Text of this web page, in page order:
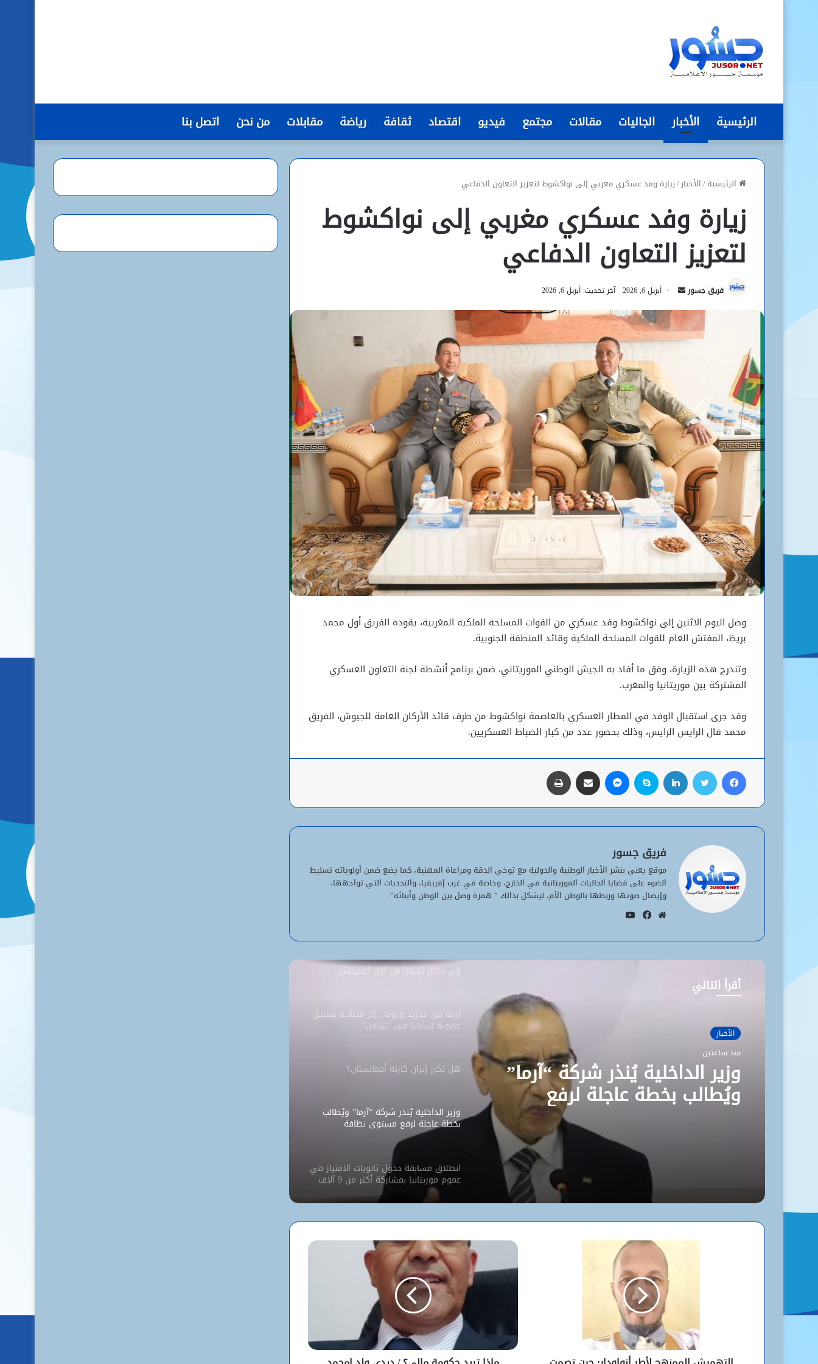
الرئيسية الأخبار الجاليات مقالات مجتمع فيديو اقتصاد ثقافة رياضة مقابلات من نحن اتصل بنا
الرئيسية/الأخبار/زيارة وفد عسكري مغربي إلى نواكشوط لتعزيز التعاون الدفاعي
زيارة وفد عسكري مغربي إلى نواكشوط
لتعزيز التعاون الدفاعي
فريق جسور
أرسل
إلكترونيا
أبريل 6, 2026 آخر تحديث: أبريل 6, 2026
وصل اليوم الاثنين إلى نواكشوط وفد عسكري من القوات المسلحة الملكية المغربية، يقوده الفريق أول محمد
بريظ، المفتش العام للقوات المسلحة الملكية وقائد المنطقة الجنوبية.
وتندرج هذه الزيارة، وفق ما أفاد به الجيش الوطني الموريتاني، ضمن برنامج أنشطة لجنة التعاون العسكري
المشتركة بين موريتانيا والمغرب.
وقد جرى استقبال الوفد في المطار العسكري بالعاصمة نواكشوط من طرف قائد الأركان العامة للجيوش، الفريق
محمد فال الرايس الرايس، وذلك بحضور عدد من كبار الضباط العسكريين.
فيسبوك تويتر لينكدإن سكايب ماسنجر مشاركة عبر البريد
فريق جسور
موقع يعنى بنشر الأخبار الوطنية والدولية مع توخي الدقة ومراعاة المهنية، كما يضع ضمن أولوياته تسليط
الضوء على قضايا الجاليات الموريتانية في الخارج، وخاصة في غرب إفريقيا، والتحديات التي تواجهها،
وإيصال صوتها وربطها بالوطن الأم، ليشكل بذالك ” همزة وصل بين الوطن وأبنائه”.
الويب
أقرأ التالي
الأخبار
منذ ساعتين
وزير الداخلية يُنذر شركة “آرما”
ويُطالب بخطة عاجلة لرفع
مستوى نظافة نواكشوط
الحوض الشرقي وكوركول (الجمعة)
سنوات الماضية أرست أسساً لاقتصاد أكثر
استقلالية وسيادة
“بنكيلي” يتصدر خدمات الدفع الإلكتروني
السفارة الأمريكية تحيل طلبات التأشيرة
إلى داكار اعتباراً من أول أغسطس
أزمة بين مدريد وروما.. إثر مطالبة بتعليق
عضوية إسبانيا في “شنغن”
هل تكرر إيران كارثة أفغانستان؟
وزير الداخلية يُنذر شركة “آرما” ويُطالب
بخطة عاجلة لرفع مستوى نظافة
نواكشوط
انطلاق مسابقة دخول ثانويات الامتياز في
عموم موريتانيا بمشاركة أكثر من 9 آلاف
مترشح
كيف استخدم الاحتلال سلاح الإبعاد للتفرد
البيت الأبيض يفتح أخطر ملفات كورونا..
ماذا حدث داخل مختبر ووهان؟
شبكة التساقطات المطرية في ولايتي
الحوض الشرقي وكوركول (الجمعة)